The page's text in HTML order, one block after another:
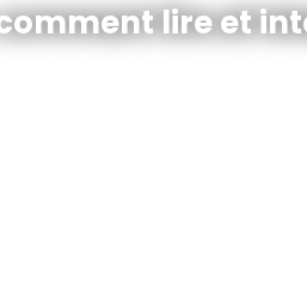
lire et